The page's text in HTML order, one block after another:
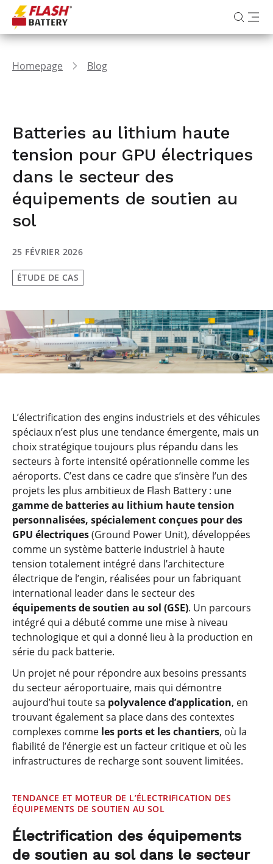
Homepage Blog
Batteries au lithium haute
tension pour GPU électriques
dans le secteur des
équipements de soutien au
sol
25 FÉVRIER 2026
ÉTUDE DE CAS
L’électrification des engins industriels et des véhicules
spéciaux n’est plus une tendance émergente, mais un
choix stratégique toujours plus répandu dans les
secteurs à forte intensité opérationnelle comme les
aéroports. C’est dans ce cadre que s’insère l’un des
projets les plus ambitieux de Flash Battery : une
gamme de batteries au lithium haute tension
personnalisées, spécialement conçues pour des
GPU électriques(Ground Power Unit), développées
comme un système batterie industriel à haute
tension totalement intégré dans l’architecture
électrique de l’engin, réalisées pour un fabriquant
international leader dans le secteur des
équipements de soutien au sol (GSE). Un parcours
intégré qui a débuté comme une mise à niveau
technologique et qui a donné lieu à la production en
série du pack batterie.
Un projet né pour répondre aux besoins pressants
du secteur aéroportuaire, mais qui démontre
aujourd’hui toute sa polyvalence d’application, en
trouvant également sa place dans des contextes
complexes comme les ports et les chantiers, où la
fiabilité de l’énergie est un facteur critique et où les
infrastructures de recharge sont souvent limitées.
TENDANCE ET MOTEUR DE L’ÉLECTRIFICATION DES
ÉQUIPEMENTS DE SOUTIEN AU SOL
Électrification des équipements
de soutien au sol dans le secteur